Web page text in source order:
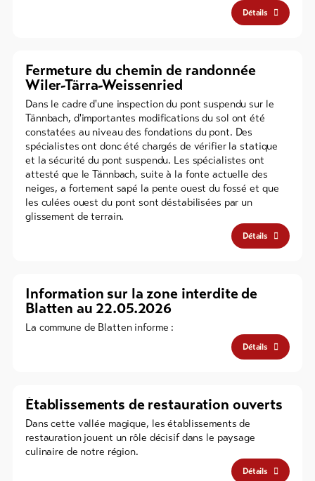
Détails
Fermeture du chemin de randonnée
Wiler-Tärra-Weissenried
Dans le cadre d'une inspection du pont suspendu sur le
Tännbach, d'importantes modifications du sol ont été
constatées au niveau des fondations du pont. Des
spécialistes ont donc été chargés de vérifier la statique
et la sécurité du pont suspendu. Les spécialistes ont
attesté que le Tännbach, suite à la fonte actuelle des
neiges, a fortement sapé la pente ouest du fossé et que
les culées ouest du pont sont déstabilisées par un
glissement de terrain.
Détails
Information sur la zone interdite de
Blatten au 22.05.2026
La commune de Blatten informe :
Détails
Établissements de restauration ouverts
Dans cette vallée magique, les établissements de
restauration jouent un rôle décisif dans le paysage
culinaire de notre région.
Détails